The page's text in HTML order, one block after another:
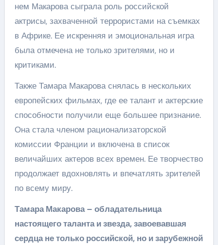
нем Макарова сыграла роль российской
актрисы, захваченной террористами на съемках
в Африке. Ее искренняя и эмоциональная игра
была отмечена не только зрителями, но и
критиками.
Также Тамара Макарова снялась в нескольких
европейских фильмах, где ее талант и актерские
способности получили еще большее признание.
Она стала членом рационализаторской
комиссии Франции и включена в список
величайших актеров всех времен. Ее творчество
продолжает вдохновлять и впечатлять зрителей
по всему миру.
Тамара Макарова – обладательница
настоящего таланта и звезда, завоевавшая
сердца не только российской, но и зарубежной